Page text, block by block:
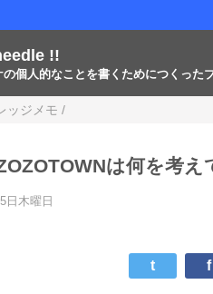
!!
の個人的なことを書くためにつくった
ッジメモ /
ZOZOTOWNは何を考
日木曜日
t f